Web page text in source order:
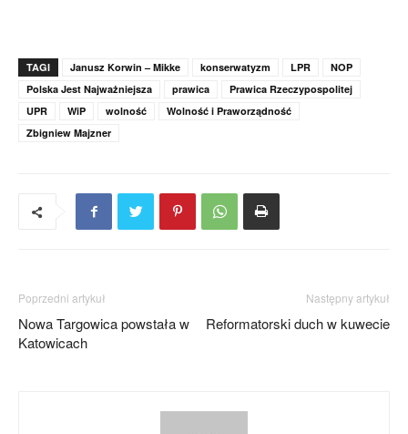
TAGI Janusz Korwin – Mikke konserwatyzm LPR
NOP
Polska Jest Najważniejsza
prawica
Prawica Rzeczypospolitej
UPR
WiP wolność
Wolność i Praworządność
Zbigniew Majzner
Poprzedni artykuł
Nowa Targowica powstała w
Katowicach
Następny artykuł
Reformatorski duch w kuwecie